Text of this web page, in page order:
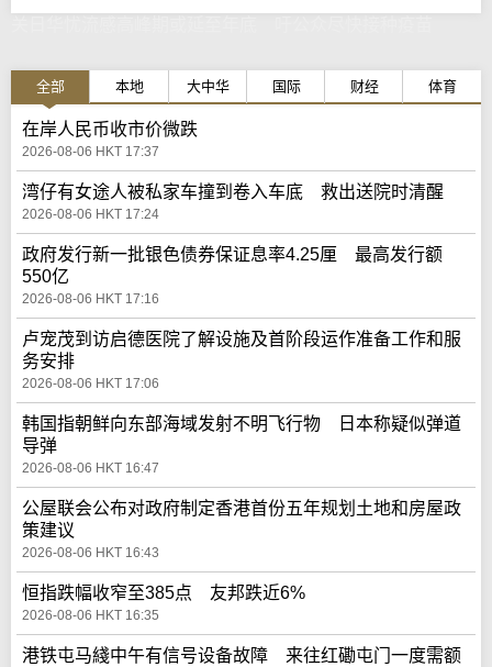
全部 本地 大中华 国际 财经 体育
在岸人民币收市价微跌
2026-08-06 HKT 17:37
湾仔有女途人被私家车撞到卷入车底 救出送院时清醒
2026-08-06 HKT 17:24
政府发行新一批银色债券保证息率4.25厘 最高发行额
550亿
2026-08-06 HKT 17:16
卢宠茂到访启德医院了解设施及首阶段运作准备工作和服
务安排
2026-08-06 HKT 17:06
韩国指朝鲜向东部海域发射不明飞行物 日本称疑似弹道
导弹
2026-08-06 HKT 16:47
公屋联会公布对政府制定香港首份五年规划土地和房屋政
策建议
2026-08-06 HKT 16:43
恒指跌幅收窄至385点 友邦跌近6%
2026-08-06 HKT 16:35
港铁屯马綫中午有信号设备故障 来往红磡屯门一度需额